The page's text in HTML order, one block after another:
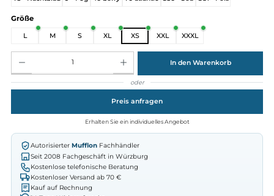
12 - Stone 15 - Granit
3 - Black 35 - Kiwi 45 - Candy 47 - Terra 51 - Rosso
75 - Nachtblau 9 - Fog 46 berry 70 atlantic S36 - Sea
Größe auswählen
L M S XL XS XXL XXXL
Produkt Anzahl: Gib den gewünschten Wert ein oder benutze die Schaltflächen um die
In den Warenkorb
oder
Preis anfragen
Erhalten Sie ein individuelles Angebot